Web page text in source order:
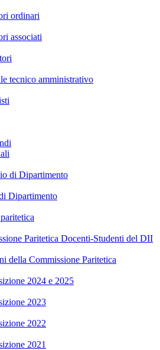
ordinari
associati
tecnico amministrativo
di Dipartimento
Dipartimento
Paritetica Docenti-Studenti del DII
della Commissione Paritetica
2024 e 2025
2023
2022
2021